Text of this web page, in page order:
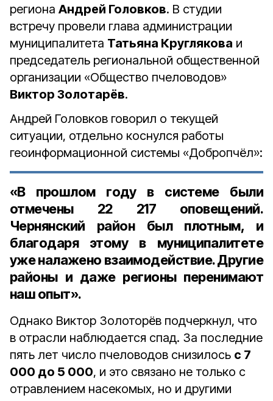
региона Андрей Головков. В студии
встречу провели глава администрации
муниципалитета Татьяна Круглякова и
председатель региональной общественной
организации «Общество пчеловодов»
Виктор Золотарёв.
Андрей Головков говорил о текущей
ситуации, отдельно коснулся работы
геоинформационной системы «Добропчёл»:
«В прошлом году в системе были
отмечены 22 217 оповещений.
Чернянский район был плотным, и
благодаря этому в муниципалитете
уже налажено взаимодействие. Другие
районы и даже регионы перенимают
наш опыт».
Однако Виктор Золоторёв подчеркнул, что
в отрасли наблюдается спад. За последние
пять лет число пчеловодов снизилось с 7
000 до 5 000, и это связано не только с
отравлением насекомых, но и другими